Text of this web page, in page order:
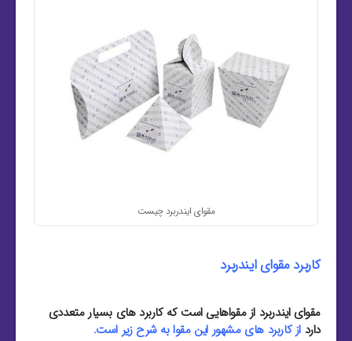
مقوای ایندربرد چیست
کاربرد مقوای ایندربرد
مقوای ایندربرد از مقواهایی است که کاربرد های بسیار متعددی
دارد از کاربرد های مشهور این مقوا به شرح زیر است.